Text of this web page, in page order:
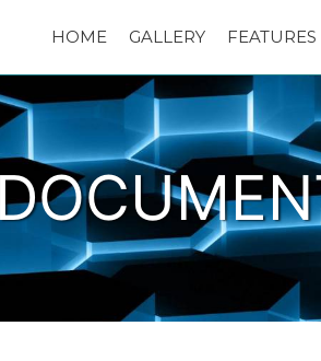
HOME GALLERY FEATURES